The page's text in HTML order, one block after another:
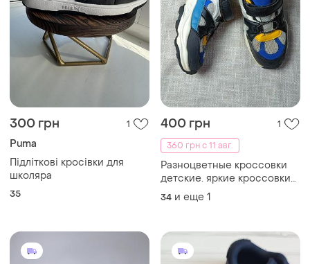
300 грн 1
Puma
Підліткові кросівки для
школяра
35
400 грн
1
360 грн с 11 авг.
Разноцветные кроссовки
детские. яркие кроссовки
на липучке стелька 22 см.
детские кроссовки
34 и еще 1